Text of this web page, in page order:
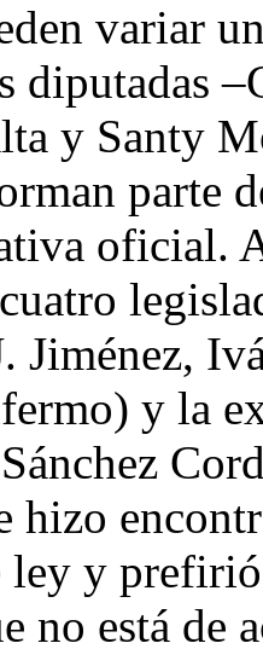
variar
diputadas
y Santy
parte
oficial.
Jiménez,
y la
hizo
y prefirió
no está de